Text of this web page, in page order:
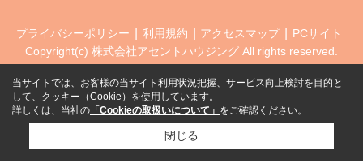
プライバシーポリシー 利用規約 アクセスマップ
PCサイト
Copyright(c) 株式会社アセントハウジング All rights reserved.
当サイトでは、お客様の当サイト利用状況把握、サービス向上検討を目的と
して、クッキー（Cookie）を使用しています。
詳しくは、当社の 「Cookieの取扱いについて」 をご確認ください。
閉じる